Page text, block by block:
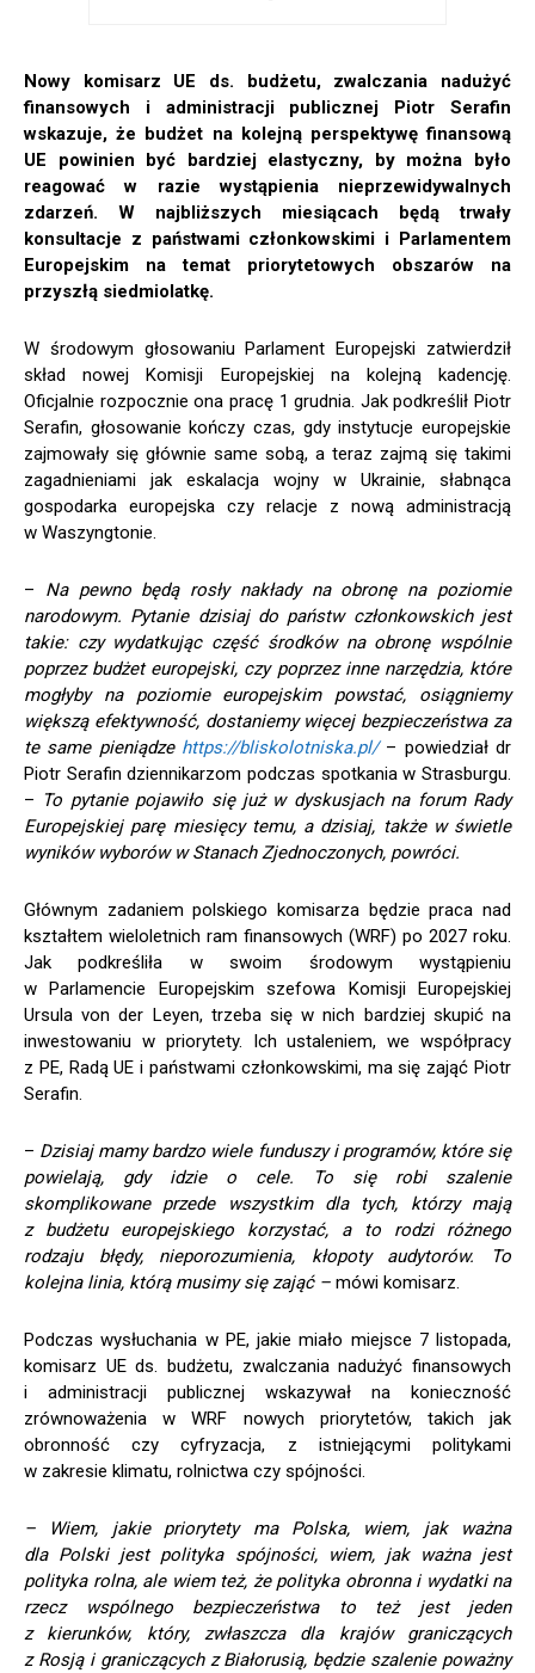
Nowy komisarz UE ds. budżetu, zwalczania nadużyć
finansowych i administracji publicznej Piotr Serafin
wskazuje, że budżet na kolejną perspektywę finansową
UE powinien być bardziej elastyczny, by można było
reagować w razie wystąpienia nieprzewidywalnych
zdarzeń. W najbliższych miesiącach będą trwały
konsultacje z państwami członkowskimi i Parlamentem
Europejskim na temat priorytetowych obszarów na
przyszłą siedmiolatkę.
W środowym głosowaniu Parlament Europejski zatwierdził
skład nowej Komisji Europejskiej na kolejną kadencję.
Oficjalnie rozpocznie ona pracę 1 grudnia. Jak podkreślił Piotr
Serafin, głosowanie kończy czas, gdy instytucje europejskie
zajmowały się głównie same sobą, a teraz zajmą się takimi
zagadnieniami jak eskalacja wojny w Ukrainie, słabnąca
gospodarka europejska czy relacje z nową administracją
w Waszyngtonie.
– Na pewno będą rosły nakłady na obronę na poziomie
narodowym. Pytanie dzisiaj do państw członkowskich jest
takie: czy wydatkując część środków na obronę wspólnie
poprzez budżet europejski, czy poprzez inne narzędzia, które
mogłyby na poziomie europejskim powstać, osiągniemy
większą efektywność, dostaniemy więcej bezpieczeństwa za
te same pieniądze https://bliskolotniska.pl/ – powiedział dr
Piotr Serafin dziennikarzom podczas spotkania w Strasburgu.
– To pytanie pojawiło się już w dyskusjach na forum Rady
Europejskiej parę miesięcy temu, a dzisiaj, także w świetle
wyników wyborów w Stanach Zjednoczonych, powróci.
Głównym zadaniem polskiego komisarza będzie praca nad
kształtem wieloletnich ram finansowych (WRF) po 2027 roku.
Jak podkreśliła w swoim środowym wystąpieniu
w Parlamencie Europejskim szefowa Komisji Europejskiej
Ursula von der Leyen, trzeba się w nich bardziej skupić na
inwestowaniu w priorytety. Ich ustaleniem, we współpracy
z PE, Radą UE i państwami członkowskimi, ma się zająć Piotr
Serafin.
– Dzisiaj mamy bardzo wiele funduszy i programów, które się
powielają, gdy idzie o cele. To się robi szalenie
skomplikowane przede wszystkim dla tych, którzy mają
z budżetu europejskiego korzystać, a to rodzi różnego
rodzaju błędy, nieporozumienia, kłopoty audytorów. To
kolejna linia, którą musimy się zająć – mówi komisarz.
Podczas wysłuchania w PE, jakie miało miejsce 7 listopada,
komisarz UE ds. budżetu, zwalczania nadużyć finansowych
i administracji publicznej wskazywał na konieczność
zrównoważenia w WRF nowych priorytetów, takich jak
obronność czy cyfryzacja, z istniejącymi politykami
w zakresie klimatu, rolnictwa czy spójności.
– Wiem, jakie priorytety ma Polska, wiem, jak ważna
dla Polski jest polityka spójności, wiem, jak ważna jest
polityka rolna, ale wiem też, że polityka obronna i wydatki na
rzecz wspólnego bezpieczeństwa to też jest jeden
z kierunków, który, zwłaszcza dla krajów graniczących
z Rosją i graniczących z Białorusią, będzie szalenie poważny